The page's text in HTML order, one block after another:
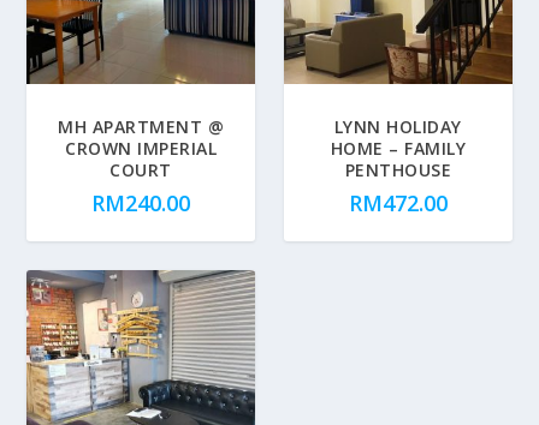
MH APARTMENT @
CROWN IMPERIAL
COURT
RM240.00
LYNN HOLIDAY
HOME – FAMILY
PENTHOUSE
RM472.00